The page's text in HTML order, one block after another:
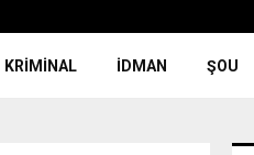
KRIMINAL İDMAN ŞOU